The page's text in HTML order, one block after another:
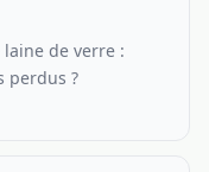
de verre :
perdus ?